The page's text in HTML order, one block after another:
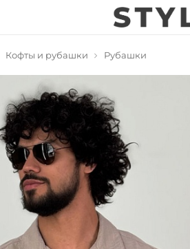
Кофты и рубашки Рубашки